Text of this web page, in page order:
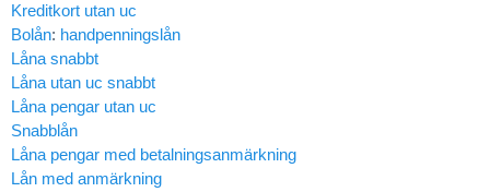
Kreditkort utan uc
Bolån: handpenningslån
Låna snabbt
Låna utan uc snabbt
Låna pengar utan uc
Snabblån
Låna pengar med betalningsanmärkning
Lån med anmärkning